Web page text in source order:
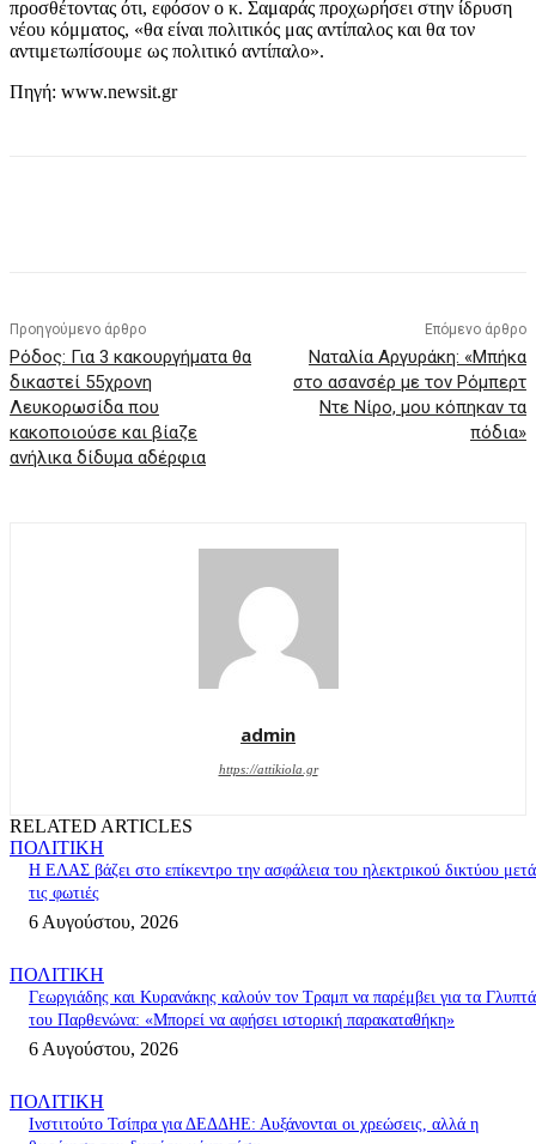
προσθέτοντας ότι, εφόσον ο κ. Σαμαράς προχωρήσει στην ίδρυση
νέου κόμματος, «θα είναι πολιτικός μας αντίπαλος και θα τον
αντιμετωπίσουμε ως πολιτικό αντίπαλο».
Πηγή: www.newsit.gr
Προηγούμενο άρθρο
Ρόδος: Για 3 κακουργήματα θα
δικαστεί 55χρονη
Λευκορωσίδα που
κακοποιούσε και βίαζε
ανήλικα δίδυμα αδέρφια
Επόμενο άρθρο
Ναταλία Αργυράκη: «Μπήκα
στο ασανσέρ με τον Ρόμπερτ
Ντε Νίρο, μου κόπηκαν τα
πόδια»
admin
https://attikiola.gr
RELATED ARTICLES
ΠΟΛΙΤΙΚΗ
Η ΕΛΑΣ βάζει στο επίκεντρο την ασφάλεια του ηλεκτρικού δικτύου μετά
τις φωτιές
6 Αυγούστου, 2026
ΠΟΛΙΤΙΚΗ
Γεωργιάδης και Κυρανάκης καλούν τον Τραμπ να παρέμβει για τα Γλυπτά
του Παρθενώνα: «Μπορεί να αφήσει ιστορική παρακαταθήκη»
6 Αυγούστου, 2026
ΠΟΛΙΤΙΚΗ
Ινστιτούτο Τσίπρα για ΔΕΔΔΗΕ: Αυξάνονται οι χρεώσεις, αλλά η